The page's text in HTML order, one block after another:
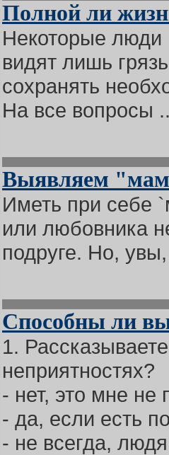
Полной ли
Некоторые люди
видят лишь
сохранять
На все вопросы
Выявляем
Иметь при себе
или любовника
подруге. Но,
Способны ли
1.
неприятностях?
- нет, это мне не
- да, если есть
- не всегда,